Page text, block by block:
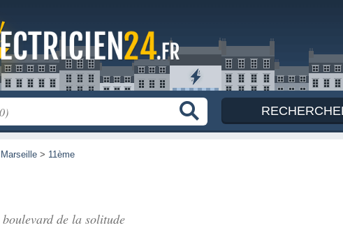
Marseille > 11ème
boulevard de la solitude